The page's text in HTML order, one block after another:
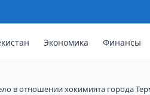
Экономика Финансы
в отношении хокимията города